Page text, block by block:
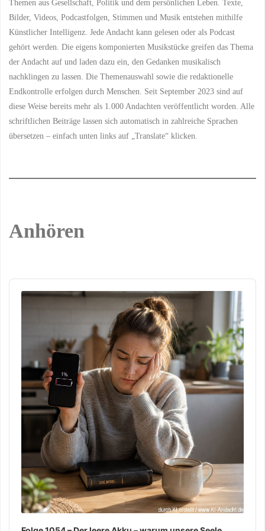
Themen aus Gesellschaft, Politik und dem persönlichen Leben. Texte,
Bilder, Videos, Podcastfolgen, Stimmen und Musik entstehen mithilfe
Künstlicher Intelligenz. Jede Andacht kann gelesen oder als Podcast
gehört werden. Die eigens komponierten Musikstücke greifen das Thema
der Andacht auf und laden dazu ein, den Gedanken musikalisch
nachklingen zu lassen. Die Themenauswahl sowie die redaktionelle
Endkontrolle erfolgen durch Menschen. Seit September 2023 sind auf
diese Weise bereits mehr als 1.000 Andachten veröffentlicht worden. Alle
schriftlichen Beiträge lassen sich automatisch in zahlreiche Sprachen
übersetzen – einfach unten links auf „Translate“ klicken.
Anhören
Audio
Player